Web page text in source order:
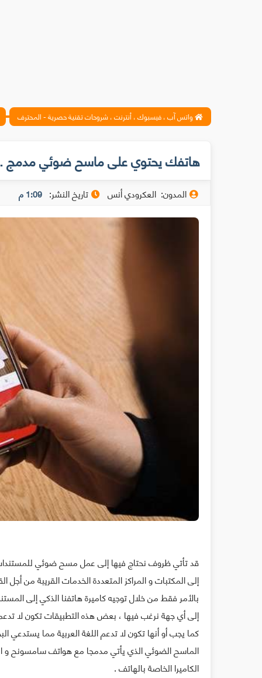
واتس آب ، فيسبوك ، أنترنت ، شروحات تقنية حصرية - المحترف
هاتفك يحتوي على ماسح ضوئي
المدون: العكرودي أنس تاريخ النشر: 1:09 م
قد تأتي ظروف نحتاج فيها إلى عمل مسح ضوئي للمستندات
إلى المكتبات و المراكز المتعددة الخدمات القريبة من
بالأمر فقط من خلال توجيه كاميرة هاتفنا الذكي إلى
إلى أي جهة نرغب فيها ، بعض هذه التطبيقات تكون لا
كما يجب أو أنها تكون لا تدعم اللغة العربية مما يستدعي
الماسح الضوئي الذي يأتي مدمجا مع هواتف سامسونح و
الكاميرا الخاصة بالهاتف .